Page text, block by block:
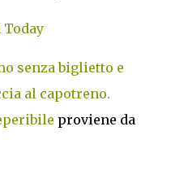
senza biglietto e
al capotreno.
proviene da